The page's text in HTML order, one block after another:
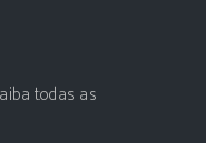
todas as